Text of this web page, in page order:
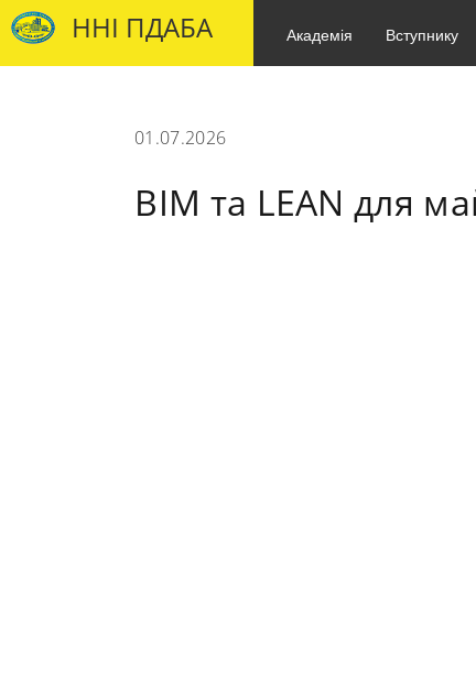
ННІ ПДАБА Академія Вступнику
01.07.2026
BIM та LEAN для